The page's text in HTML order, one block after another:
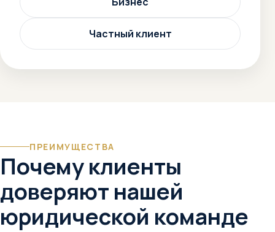
Частный клиент
ПРЕИМУЩЕСТВА
Почему клиенты
доверяют нашей
юридической команде